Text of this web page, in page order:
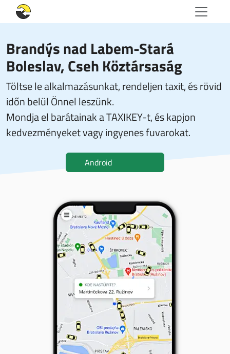
Brandýs nad Labem-Stará
Boleslav, Cseh Köztársaság
Töltse le alkalmazásunkat, rendeljen taxit, és rövid
időn belül Önnel leszünk.
Mondja el barátainak a TAXIKEY-t, és kapjon
kedvezményeket vagy ingyenes fuvarokat.
Android